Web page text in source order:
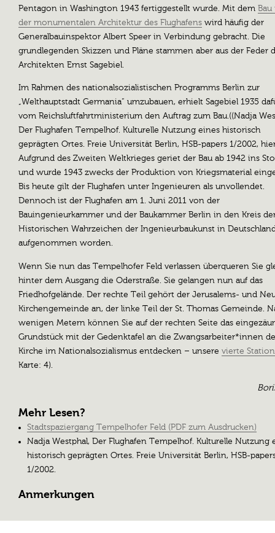
Pentagon in Washington 1943 fertiggestellt wurde. Mit dem Bau
der monumentalen Architektur des Flughafens wird häufig der
Generalbauinspektor Albert Speer in Verbindung gebracht. Die
grundlegenden Skizzen und Pläne stammen aber aus der Feder
Architekten Ernst Sagebiel.
Im Rahmen des nationalsozialistischen Programms Berlin zur
„Welthauptstadt Germania“ umzubauen, erhielt Sagebiel 1935
vom Reichsluftfahrtministerium den Auftrag zum Bau.((Nadja
Der Flughafen Tempelhof. Kulturelle Nutzung eines historisch
geprägten Ortes. Freie Universität Berlin, HSB-papers 1/2002, hier
Aufgrund des Zweiten Weltkrieges geriet der Bau ab 1942 ins
und wurde 1943 zwecks der Produktion von Kriegsmaterial
Bis heute gilt der Flughafen unter Ingenieuren als unvollendet.
Dennoch ist der Flughafen am 1. Juni 2011 von der
Bauingenieurkammer und der Baukammer Berlin in den Kreis
Historischen Wahrzeichen der Ingenieurbaukunst in
aufgenommen worden.
Wenn Sie nun das Tempelhofer Feld verlassen überqueren Sie
hinter dem Ausgang die Oderstraße. Sie gelangen nun auf das
Friedhofgelände. Der rechte Teil gehört der Jerusalems- und
Kirchengemeinde an, der linke Teil der St. Thomas Gemeinde.
wenigen Metern können Sie auf der rechten Seite das
Grundstück mit der Gedenktafel an die Zwangsarbeiter*innen
Kirche im Nationalsozialismus entdecken – unsere vierte Station
Karte: 4).
Mehr Lesen?
Stadtspaziergang Tempelhofer Feld (PDF zum Ausdrucken)
Nadja Westphal, Der Flughafen Tempelhof. Kulturelle Nutzung
historisch geprägten Ortes. Freie Universität Berlin, HSB-
1/2002.
Anmerkungen